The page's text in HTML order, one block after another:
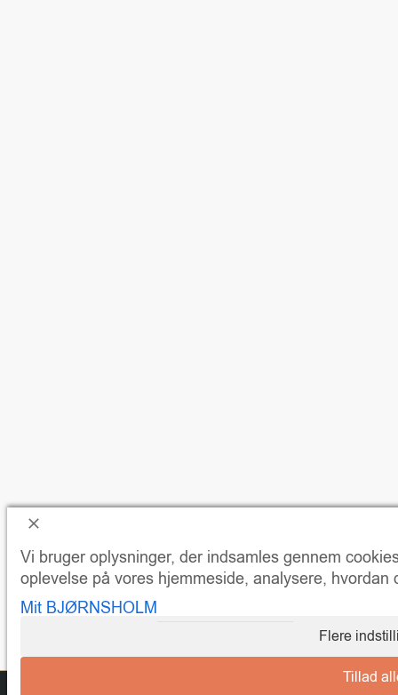
Vi bruger oplysninger, der indsamles gennem
oplevelse på vores hjemmeside, analysere,
Mit BJØRNSHOLM
Flere
Tillad